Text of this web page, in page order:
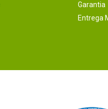
Garantia
Entrega